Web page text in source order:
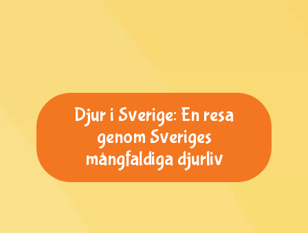
Djur i Sverige: En resa
genom Sveriges
mångfaldiga djurliv